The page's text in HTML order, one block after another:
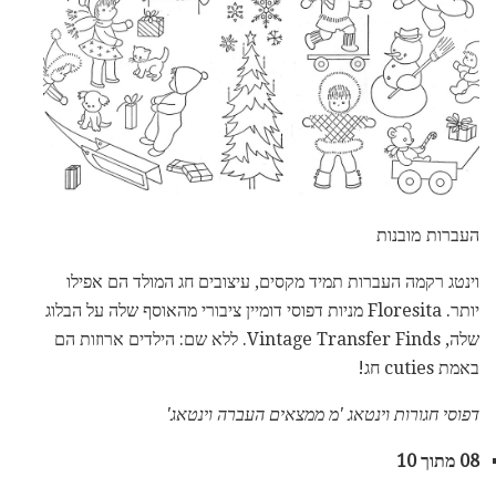
העברות מובנות
וינטג רקמה העברות תמיד מקסים, עיצובים חג המולד הם אפילו
יותר. Floresita מניות דפוסי דומיין ציבורי מהאוסף שלה על הבלוג
שלה, Vintage Transfer Finds. ללא שם: הילדים ארוזות הם
באמת cuties חג!
דפוסי חגורות וינטאג 'מ ממצאים העברה וינטאג'
08 מתוך 10